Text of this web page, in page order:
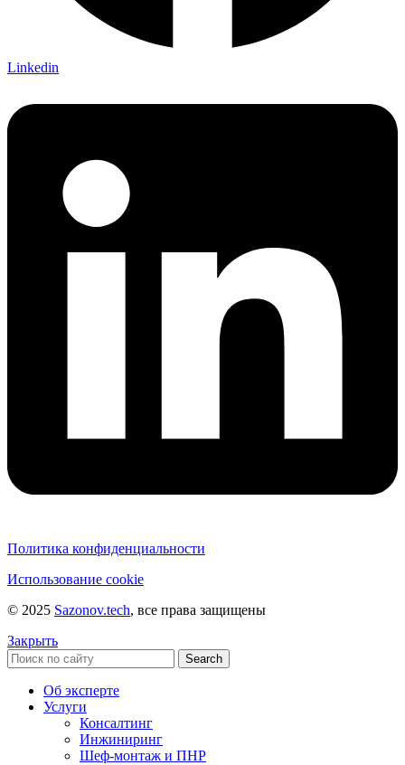
Linkedin
Политика конфиденциальности
Использование cookie
© 2025 Sazonov.tech, все права защищены
Закрыть
Search
Об эксперте
Услуги
Консалтинг
Инжиниринг
Шеф-монтаж и ПНР